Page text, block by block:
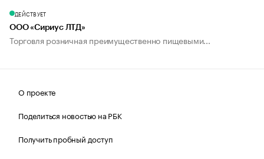
ДЕЙСТВУЕТ
ООО «Сириус ЛТД»
Торговля розничная преимущественно пищевыми...
О проекте
Поделиться новостью на РБК
Получить пробный доступ